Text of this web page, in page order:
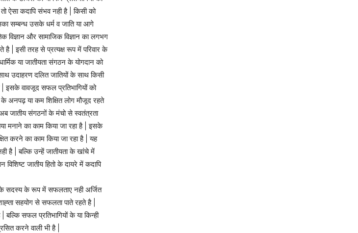
ऐसा कदापि संभव नही है | किसी को
सम्बन्ध उसके धर्म व जाति या आगे
और सामाजिक विज्ञान का लगभग
है | इसी तरह से प्रत्यक्ष रूप में परिवार के
या जातीयता संगठन के योगदान को
उदाहरण दलित जातियों के साथ किसी
इसके वावजूद सफल प्रतिभागियों को
अनपढ़ या कम शिक्षित लोग मौजूद रहते
जातीय संगठनों के मंचो से स्वतंत्रता
मनाने का काम किया जा रहा है | इसके
करने का काम किया जा रहा है | यह
है | बल्कि उन्हें जातीयता के खांचे में
जातीय हितो के दायरे में कदापि
के सदस्य के रूप में सफलताए नही अर्जित
सहयोग से सफलता पाते रहते है |
सफल प्रतिभागियों के या किन्ही
करने वाली भी है |